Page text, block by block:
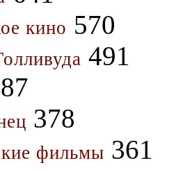
кино 570
491
378
фильмы 361